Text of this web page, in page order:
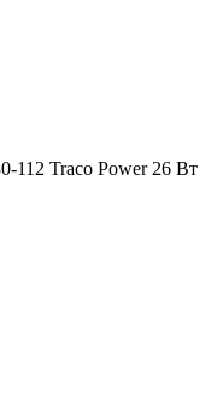
112 Traco Power 26 Вт